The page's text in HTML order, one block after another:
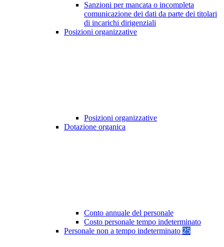
Sanzioni per mancata o incompleta
comunicazione dei dati da parte dei titolari
di incarichi dirigenziali
Posizioni organizzative
Posizioni organizzative
Dotazione organica
Conto annuale del personale
Costo personale tempo indeterminato
Personale non a tempo indeterminato 25